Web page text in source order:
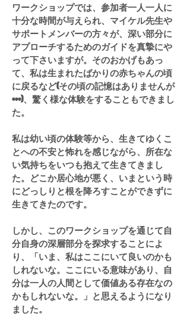
ワークショップでは、参加者一人一人に
十分な時間が与えられ、マイケル先生や
サポートメンバーの方々が、深い部分に
アプローチするためのガイドを真摯にや
って下さいますが。そのおかげもあっ
て、私は生まれたばかりの赤ちゃんの頃
に戻るなど(その頃の記憶はありませんが
•••)、驚く様な体験をすることもできまし
た。
私は幼い頃の体験等から、生きてゆくこ
とへの不安と怖れを感じながら、所在な
い気持ちをいつも抱えて生きてきまし
た。どこか居心地が悪く、いまという時
にどっしりと根を降ろすことができずに
生きてきたのです。
しかし、このワークショップを通じて自
分自身の深層部分を探求することによ
り、「いま、私はここにいて良いのかも
しれないな。ここにいる意味があり、自
分は一人の人間として価値ある存在なの
かもしれないな。」と思えるようになり
ました。